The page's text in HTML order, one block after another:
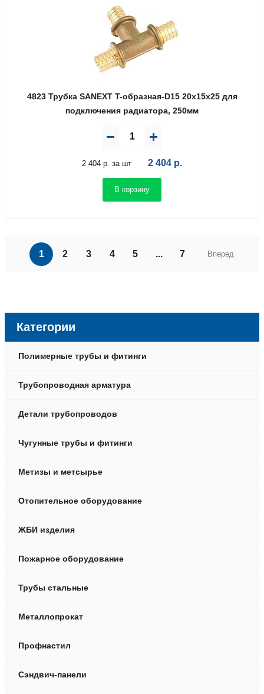
4823 Трубка SANEXT T-образная-D15 20х15х25 для
подключения радиатора, 250мм
2 404 р. за шт 2 404 р.
В корзину
1 2 3 4 5 ... 7 Вперед
Категории
Полимерные трубы и фитинги
Трубопроводная арматура
Детали трубопроводов
Чугунные трубы и фитинги
Метизы и метсырье
Отопительное оборудование
ЖБИ изделия
Пожарное оборудование
Трубы стальные
Металлопрокат
Профнастил
Сэндвич-панели